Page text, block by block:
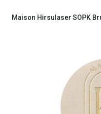
Maison Hirsulaser SOPK
Types de
Prendre